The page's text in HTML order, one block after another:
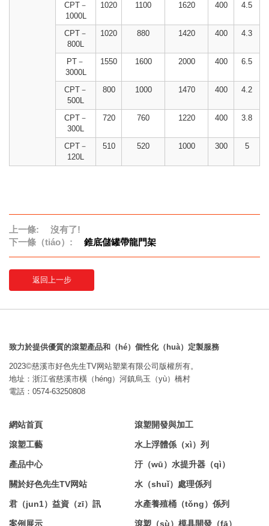
CPT－
1000L
1020 1100 1620 400 4.5
CPT－
800L
1020 880 1420 400 4.3
PT－
3000L
1550 1600 2000 400 6.5
CPT－
500L
800 1000 1470 400 4.2
CPT－
300L
720 760 1220 400 3.8
CPT－
120L
510 520 1000 300 5
上一條:
沒有了!
下一條（tiáo）:
錐底儲罐帶龍門架
返回上一步
致力於提供優質的滾塑產品和（hé）個性化（huà）定製服務
2023©慈溪市好色先生TV网站塑業有限公司版權所有。
地址：浙江省慈溪市橫（héng）河鎮烏玉（yù）橋村
電話：0574-63250808
網站首頁
滾塑工藝
產品中心
關於好色先生TV网站
君（jun1）益資（zī）訊
案例展示
滾塑開發與加工
水上浮體係（xì）列
汙（wū）水提升器（qì）
水（shuǐ）處理係列
水產養殖桶（tǒng）係列
滾塑（sù）模具開發（fā）